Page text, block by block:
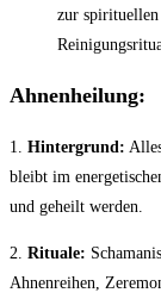
zur
Ahnenheilung:
1. Hintergrund:
bleibt im
und geheilt werden.
2. Rituale:
Ahnenreihen,